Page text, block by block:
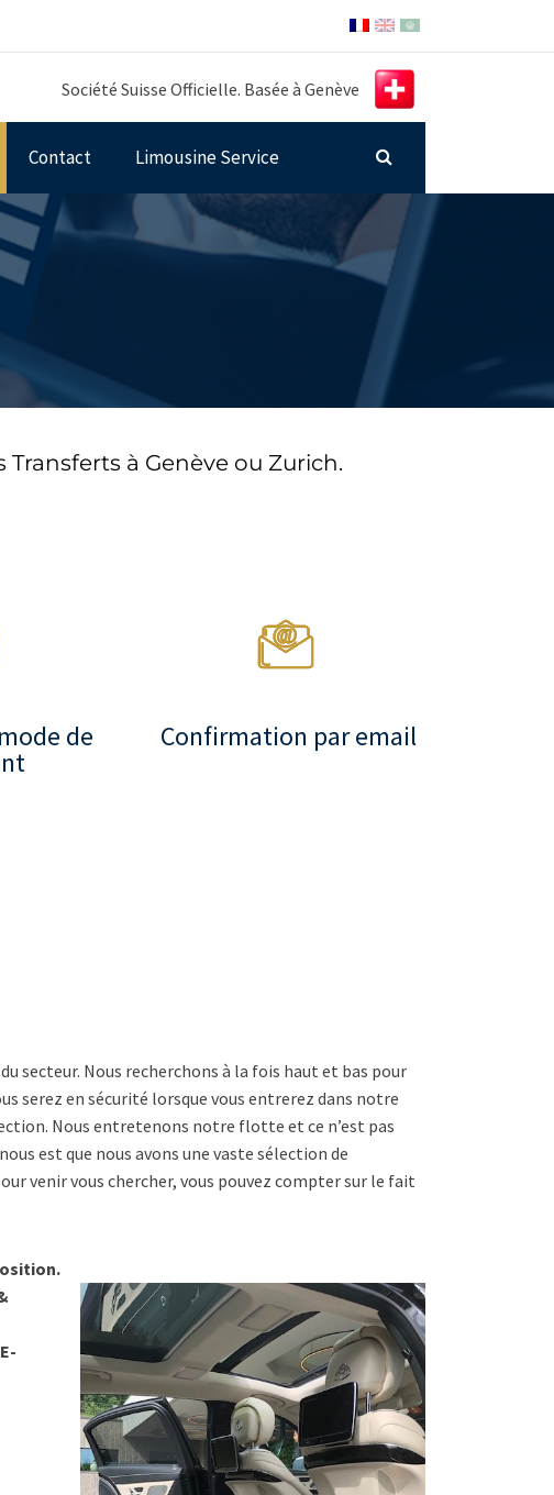
Société Suisse Officielle. Basée à Genève
Contact Limousine Service
à Genève ou Zurich.
de Confirmation par email
secteur. Nous recherchons à la fois haut et bas pour
serez en sécurité lorsque vous entrerez dans notre
Nous entretenons notre flotte et ce n’est pas
est que nous avons une vaste sélection de
venir vous chercher, vous pouvez compter sur le fait